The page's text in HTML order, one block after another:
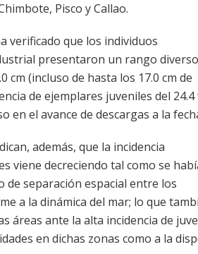
Pisco y Callao.
verificado que los individuos
presentaron un rango
cm (incluso de hasta los 17.0 cm de
de ejemplares juveniles del 24.4
en el avance de descargas a la
además, que la incidencia
viene decreciendo tal como se
de separación espacial entre los
a la dinámica del mar; lo que
áreas ante la alta incidencia de
en dichas zonas como a la